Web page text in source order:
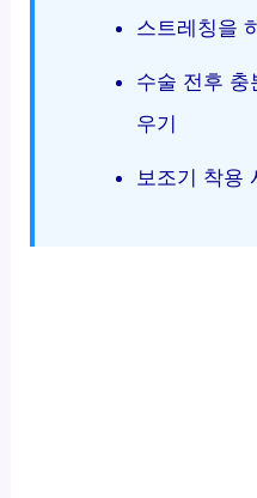
스트레칭을
수술 전후 충
우기
보조기 착용